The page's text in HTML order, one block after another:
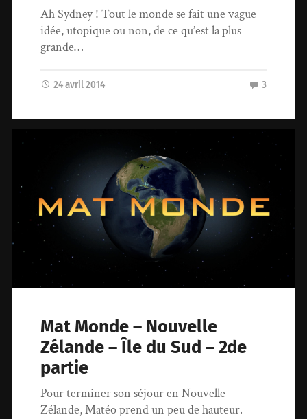
Ah Sydney ! Tout le monde se fait une vague
idée, utopique ou non, de ce qu’est la plus
grande…
24 avril 2014 3
Mat Monde – Nouvelle
Zélande – Île du Sud – 2de
partie
Pour terminer son séjour en Nouvelle
Zélande, Matéo prend un peu de hauteur.